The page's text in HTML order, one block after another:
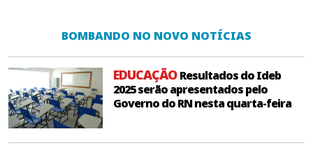
BOMBANDO NO NOVO NOTÍCIAS
EDUCAÇÃOResultados do Ideb
2025 serão apresentados pelo
Governo do RN nesta quarta-feira